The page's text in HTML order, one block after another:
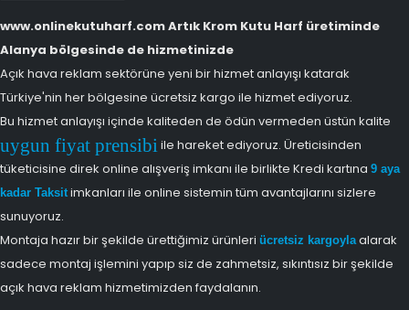
www.onlinekutuharf.com Artık Krom Kutu Harf üretiminde
Alanya bölgesinde de hizmetinizde
Açık hava reklam sektörüne yeni bir hizmet anlayışı katarak
Türkiye'nin her bölgesine ücretsiz kargo ile hizmet ediyoruz.
Bu hizmet anlayışı içinde kaliteden de ödün vermeden üstün kalite
uygun fiyat prensibi ile hareket ediyoruz. Üreticisinden
tüketicisine direk online alışveriş imkanı ile birlikte Kredi kartına 9 aya
kadar Taksitimkanları ile online sistemin tüm avantajlarını sizlere
sunuyoruz.
Montaja hazır bir şekilde ürettiğimiz ürünleri ücretsiz kargoylaalarak
sadece montaj işlemini yapıp siz de zahmetsiz, sıkıntısız bir şekilde
açık hava reklam hizmetimizden faydalanın.